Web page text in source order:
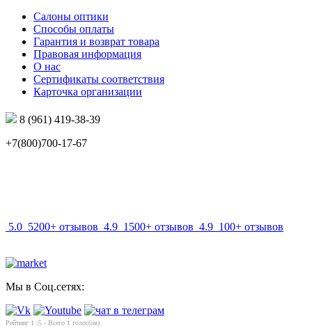
Салоны оптики
Способы оплаты
Гарантия и возврат товара
Правовая информация
О нас
Сертификаты соответствия
Карточка организации
8 (961) 419-38-39
+7(800)700-17-67
5.0 5200+ отзывов 4.9 1500+ отзывов 4.9 100+ отзывов
Мы в Соц.сетях:
Рейтинг 1 /5 - Всего 1 голос(ов)